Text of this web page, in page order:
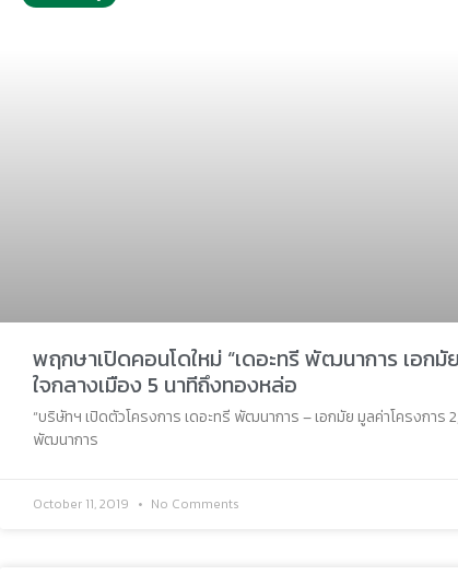
พฤกษาเปิดคอนโดใหม่ “เดอะทรี พัฒนาการ เอก
ใจกลางเมือง 5 นาทีถึงทองหล่อ
“บริษัทฯ เปิดตัวโครงการ เดอะทรี พัฒนาการ – เอกมัย มูลค่าโครงกา
พัฒนาการ
October 11, 2019 No Comments